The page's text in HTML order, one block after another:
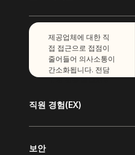
제공업체에 대한 직
접 접근으로 접점이
줄어들어 의사소통이
간소화됩니다. 전담
결합니다.
직원 경험(EX)
보안